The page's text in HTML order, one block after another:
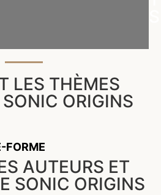
LES THÈMES
ORIGINS
FORME
AUTEURS ET
SONIC ORIGINS